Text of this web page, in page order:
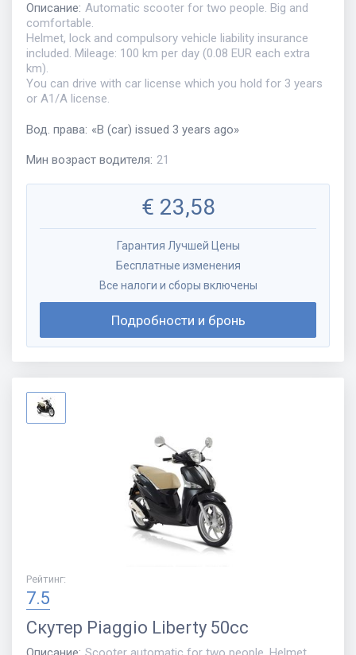
Описание: Automatic scooter for two people. Big and
comfortable.
Helmet, lock and compulsory vehicle liability insurance
included. Mileage: 100 km per day (0.08 EUR each extra
km).
You can drive with car license which you hold for 3 years
or A1/A license.
Вод. права: «B (car) issued 3 years ago»
Мин возраст водителя: 21
€ 23,58
Гарантия Лучшей Цены
Бесплатные изменения
Все налоги и сборы включены
Подробности и бронь
Рейтинг:
7.5
Скутер Piaggio Liberty 50cc